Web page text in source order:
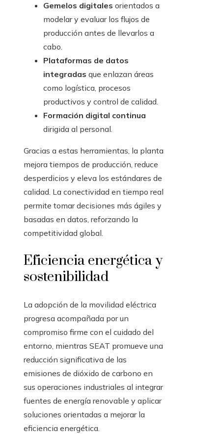
Gemelos digitales orientados a
modelar y evaluar los flujos de
producción antes de llevarlos a
cabo.
Plataformas de datos
integradas que enlazan áreas
como logística, procesos
productivos y control de calidad.
Formación digital continua
dirigida al personal.
Gracias a estas herramientas, la planta
mejora tiempos de producción, reduce
desperdicios y eleva los estándares de
calidad. La conectividad en tiempo real
permite tomar decisiones más ágiles y
basadas en datos, reforzando la
competitividad global.
Eficiencia energética y
sostenibilidad
La adopción de la movilidad eléctrica
progresa acompañada por un
compromiso firme con el cuidado del
entorno, mientras SEAT promueve una
reducción significativa de las
emisiones de dióxido de carbono en
sus operaciones industriales al integrar
fuentes de energía renovable y aplicar
soluciones orientadas a mejorar la
eficiencia energética.